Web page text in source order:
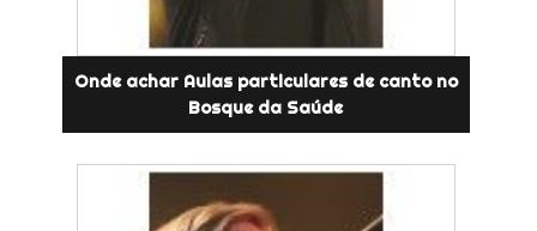
Onde achar Aulas particulares de canto no
Bosque da Saúde